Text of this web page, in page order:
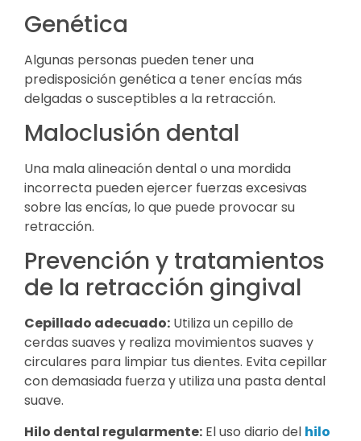
Genética
Algunas personas pueden tener una
predisposición genética a tener encías más
delgadas o susceptibles a la retracción.
Maloclusión dental
Una mala alineación dental o una mordida
incorrecta pueden ejercer fuerzas excesivas
sobre las encías, lo que puede provocar su
retracción.
Prevención y tratamientos
de la retracción gingival
Cepillado adecuado: Utiliza un cepillo de
cerdas suaves y realiza movimientos suaves y
circulares para limpiar tus dientes. Evita cepillar
con demasiada fuerza y utiliza una pasta dental
suave.
Hilo dental regularmente: El uso diario del hilo